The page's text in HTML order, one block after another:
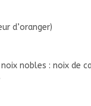
d’oranger)
nobles : noix de